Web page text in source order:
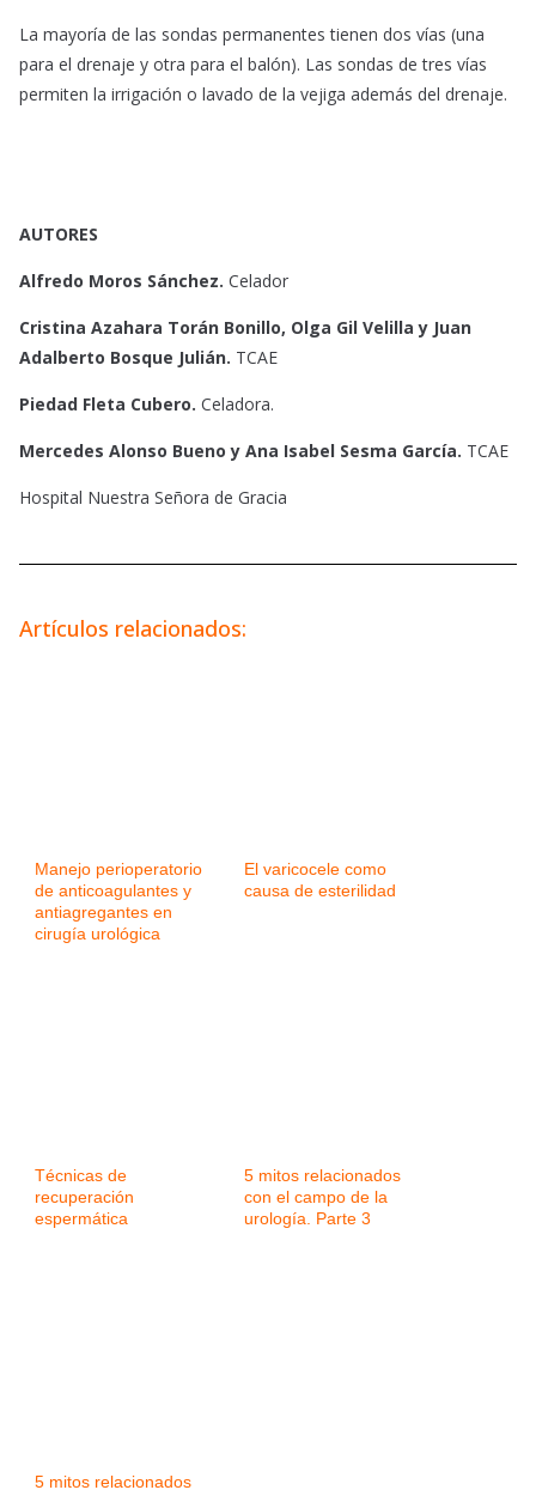
La mayoría de las sondas permanentes tienen dos vías (una
para el drenaje y otra para el balón). Las sondas de tres vías
permiten la irrigación o lavado de la vejiga además del drenaje.
AUTORES
Alfredo Moros Sánchez. Celador
Cristina Azahara Torán Bonillo, Olga Gil Velilla y Juan
Adalberto Bosque Julián. TCAE
Piedad Fleta Cubero. Celadora.
Mercedes Alonso Bueno y Ana Isabel Sesma García. TCAE
Hospital Nuestra Señora de Gracia
Artículos relacionados:
Manejo perioperatorio
de anticoagulantes y
antiagregantes en
cirugía urológica
El varicocele como
causa de esterilidad
Técnicas de
recuperación
espermática
5 mitos relacionados
con el campo de la
urología. Parte 3
5 mitos relacionados